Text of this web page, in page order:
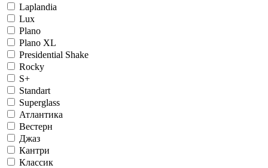
Laplandia
Lux
Plano
Plano XL
Presidential Shake
Rocky
S+
Standart
Superglass
Атлантика
Вестерн
Джаз
Кантри
Классик